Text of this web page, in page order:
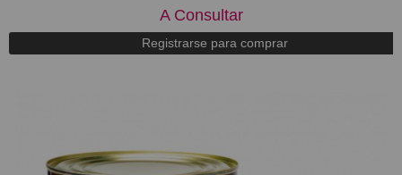
A Consultar
Registrarse para comprar